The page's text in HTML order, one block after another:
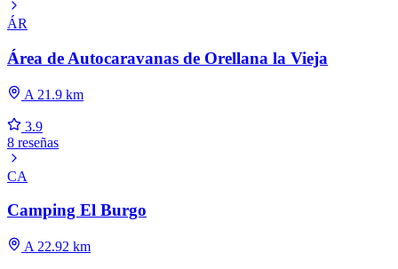
ÁR
Área de Autocaravanas de Orellana la Vieja
A 21.9 km
3.9
8 reseñas
CA
Camping El Burgo
A 22.92 km